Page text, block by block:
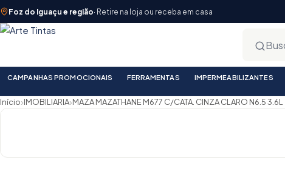
Foz do Iguaçu e região· Retire na loja ou receba em casa
CAMPANHAS PROMOCIONAIS FERRAMENTAS IMPERMEABILIZANTES
Início›IMOBILIARIA›MAZA MAZATHANE M677 C/CATA. CINZA CLARO N6.5 3.6L